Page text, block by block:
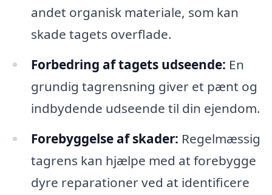
andet organisk materiale, som kan
skade tagets overflade.
Forbedring af tagets udseende: En
grundig tagrensning giver et pænt og
indbydende udseende til din ejendom.
Forebyggelse af skader: Regelmæssig
tagrens kan hjælpe med at forebygge
dyre reparationer ved at identificere